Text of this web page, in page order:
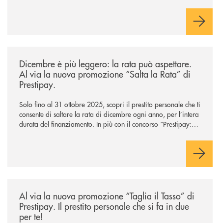
Dicembre è più leggero: la rata può aspettare.
Al via la nuova promozione “Salta la Rata” di
Prestipay.
Solo fino al 31 ottobre 2025, scopri il prestito personale che ti
consente di saltare la rata di dicembre ogni anno, per l’intera
durata del finanziamento. In più con il concorso “Prestipay: la
Al via la nuova promozione “Taglia il Tasso” di
Prestipay. Il prestito personale che si fa in due
per te!